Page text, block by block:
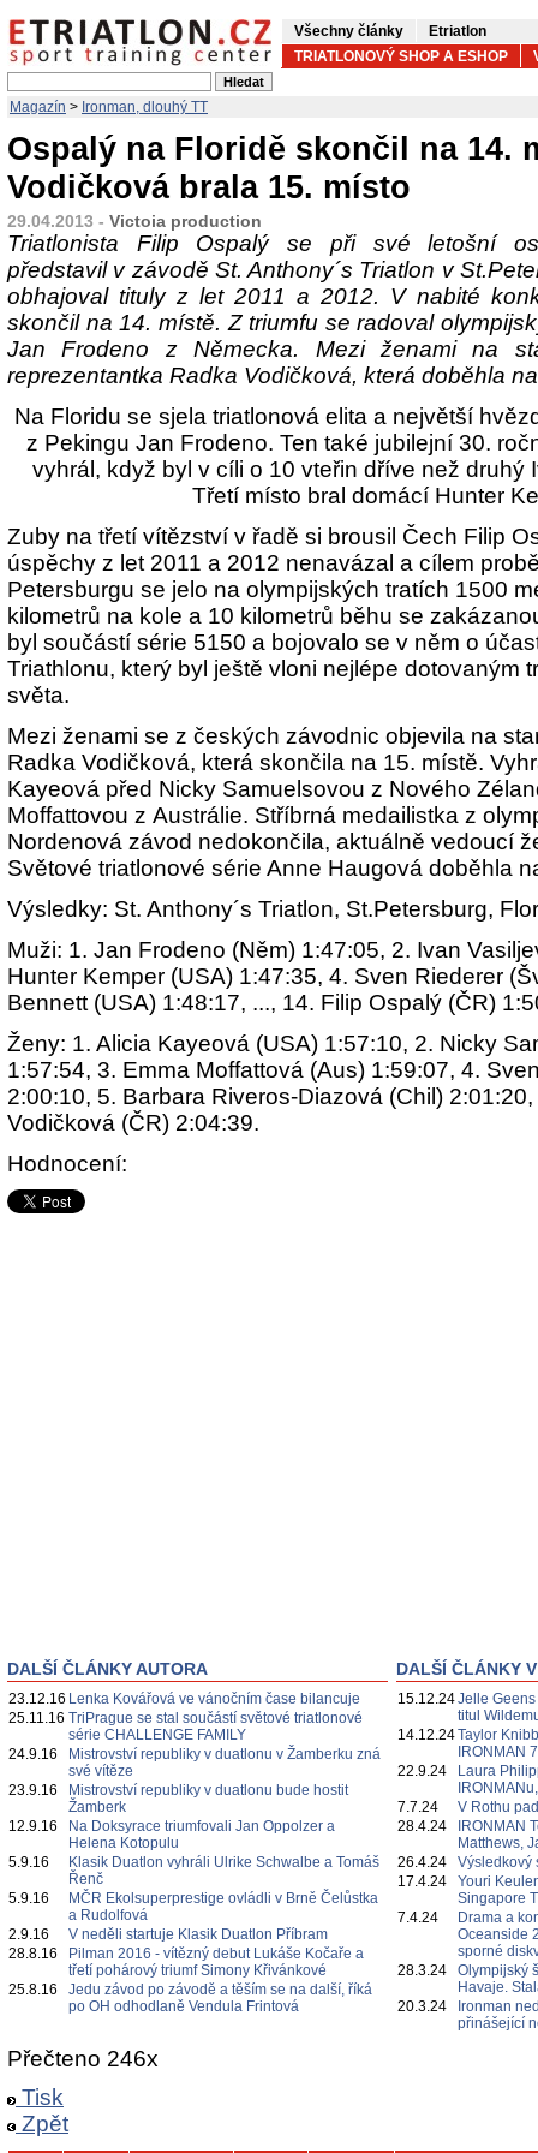
Všechny články
Etriatlon
TRIATLONOVÝ SHOP A ESHOP
Magazín > Ironman, dlouhý TT
Ospalý na Floridě skončil na 14.
Vodičková brala 15. místo
29.04.2013 - Victoia production
Triatlonista Filip Ospalý se při své letošní
představil v závodě St. Anthony´s Triatlon v
obhajoval tituly z let 2011 a 2012. V nabité
skončil na 14. místě. Z triumfu se radoval
Jan Frodeno z Německa. Mezi ženami na
reprezentantka Radka Vodičková, která doběhla
Na Floridu se sjela triatlonová elita a největší
z Pekingu Jan Frodeno. Ten také jubilejní 30.
vyhrál, když byl v cíli o 10 vteřin dříve než druhý
Třetí místo bral domácí Hunter
Zuby na třetí vítězství v řadě si brousil Čech Filip
úspěchy z let 2011 a 2012 nenavázal a cílem
Petersburgu se jelo na olympijských tratích 1500
kilometrů na kole a 10 kilometrů běhu se
byl součástí série 5150 a bojovalo se v něm o
Triathlonu, který byl ještě vloni nejlépe dotovaným
světa.
Mezi ženami se z českých závodnic objevila na
Radka Vodičková, která skončila na 15. místě.
Kayeová před Nicky Samuelsovou z Nového
Moffattovou z Austrálie. Stříbrná medailistka z
Nordenová závod nedokončila, aktuálně vedoucí
Světové triatlonové série Anne Haugová doběhla
Výsledky: St. Anthony´s Triatlon, St.Petersburg,
Muži: 1. Jan Frodeno (Něm) 1:47:05, 2. Ivan
Hunter Kemper (USA) 1:47:35, 4. Sven Riederer
Bennett (USA) 1:48:17, ..., 14. Filip Ospalý (ČR)
Ženy: 1. Alicia Kayeová (USA) 1:57:10, 2. Nicky
1:57:54, 3. Emma Moffattová (Aus) 1:59:07, 4.
2:00:10, 5. Barbara Riveros-Diazová (Chil)
Vodičková (ČR) 2:04:39.
Hodnocení:
DALŠÍ ČLÁNKY AUTORA
23.12.16 Lenka Kovářová ve vánočním čase bilancuje
25.11.16 TriPrague se stal součástí světové triatlonové
série CHALLENGE FAMILY
24.9.16
Mistrovství republiky v duatlonu v Žamberku zná
své vítěze
23.9.16
Mistrovství republiky v duatlonu bude hostit
Žamberk
12.9.16
Na Doksyrace triumfovali Jan Oppolzer a
Helena Kotopulu
5.9.16
Klasik Duatlon vyhráli Ulrike Schwalbe a Tomáš
Řenč
5.9.16
MČR Ekolsuperprestige ovládli v Brně Čelůstka
a Rudolfová
2.9.16
V neděli startuje Klasik Duatlon Příbram
28.8.16
Pilman 2016 - vítězný debut Lukáše Kočaře a
třetí pohárový triumf Simony Křivánkové
25.8.16
Jedu závod po závodě a těším se na další, říká
po OH odhodlaně Vendula Frintová
DALŠÍ ČLÁNKY
15.12.24Jelle
titul
14.12.24Taylor
IRONMAN
22.9.24
Laura
7.7.24
V Rothu
28.4.24
IRONMAN
Matthews,
26.4.24
Výsledkový
17.4.24
Youri
Singapore
7.4.24
Drama a
Oceanside
sporné
28.3.24
Olympijský
Havaje.
20.3.24
Ironman
přinášející
Přečteno 246x
Tisk
Zpět